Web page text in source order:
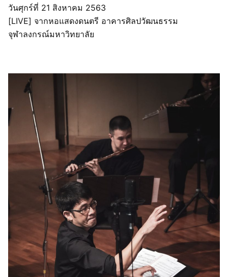
วันศุกร์ที่ 21 สิงหาคม 2563
[LIVE] จากหอแสดงดนตรี อาคารศิลปวัฒนธรรม
จุฬาลงกรณ์มหาวิทยาลัย